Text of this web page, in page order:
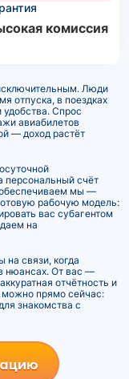
комиссия
Люди
отпуска, в поездках
удобства. Спрос
авиабилетов
— доход растёт
персональный счёт
обеспечиваем мы —
рабочую модель:
вас субагентом
на
связи, когда
нюансах. От вас —
отчётность и
можно прямо сейчас:
знакомства с